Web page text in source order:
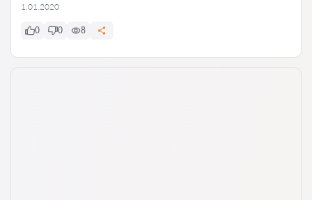
1.01.2020
0 0 8